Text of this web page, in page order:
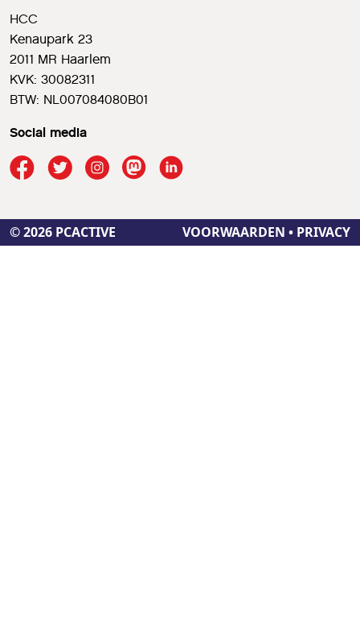
HCC
Kenaupark 23
2011 MR Haarlem
KVK: 30082311
BTW: NL007084080B01
Social media
© 2026 PCACTIVE VOORWAARDEN • PRIVACY